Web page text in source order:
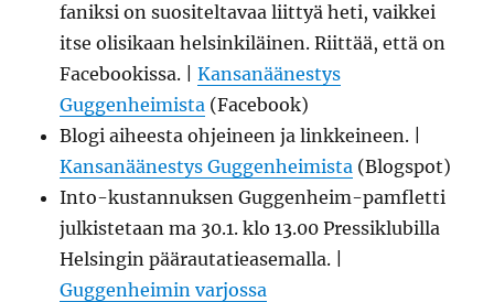
faniksi on suositeltavaa liittyä heti, vaikkei
itse olisikaan helsinkiläinen. Riittää, että on
Facebookissa. |Kansanäänestys
Guggenheimista (Facebook)
Blogi aiheesta ohjeineen ja linkkeineen. |
Kansanäänestys Guggenheimista (Blogspot)
Into-kustannuksen Guggenheim-pamfletti
julkistetaan ma 30.1. klo 13.00 Pressiklubilla
Helsingin päärautatieasemalla. |
Guggenheimin varjossa